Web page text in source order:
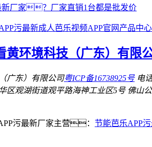
新厂家？厂家直销1台都是批发价
污最新成人芭乐视频APP官网 产品中心
广东）有限公司粤ICP备16738925号 电
观湖街道观平路海神工业区5号 佛山
污最新厂家主营： 节能芭乐APP